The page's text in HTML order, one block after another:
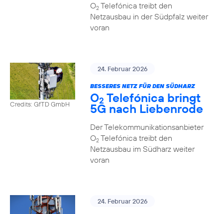
O2Telefónica treibt den
Netzausbau in der Südpfalz weiter
voran
Credits: GfTD GmbH
24. Februar 2026
BESSERES NETZ FÜR DEN SÜDHARZ
O2 Telefónica bringt
5G nach Liebenrode
Der Telekommunikationsanbieter
O2Telefónica treibt den
Netzausbau im Südharz weiter
voran
24. Februar 2026